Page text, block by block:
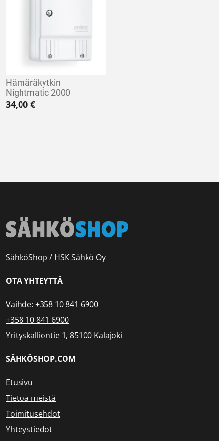
Hämäräkytkin
Nightmatic 2000
34,00 €
SähköShop / HSK Sähkö Oy
OTA YHTEYTTÄ
Vaihde: +358 10 841 6900
+358 10 841 6900
Yrityskalliontie 1, 85100 Kalajoki
SÄHKÖSHOP.COM
Etusivu
Tietoa meistä
Toimitusehdot
Yhteystiedot